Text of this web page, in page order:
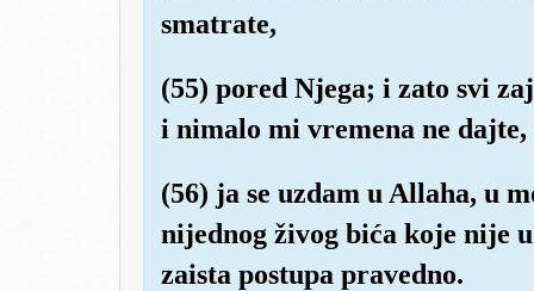
smatrate,
(55) pored Njega; i zato svi
i nimalo mi vremena ne dajte,
(56) ja se uzdam u Allaha, u
nijednog živog bića koje nije
zaista postupa pravedno.